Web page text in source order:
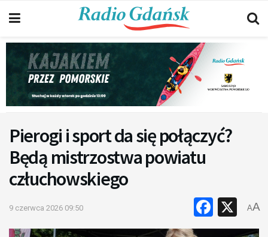
Pierogi i sport da się połączyć?
Będą mistrzostwa powiatu
człuchowskiego
9 czerwca 2026 09:50 X
AA